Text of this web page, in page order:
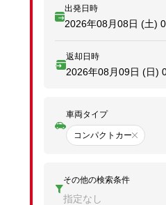
出発日時
2026年08月08日 (土)
返却日時
2026年08月09日 (日)
車両タイプ
コンパクトカー
その他の検索条件
指定なし